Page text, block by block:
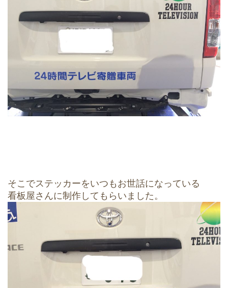
そこでステッカーをいつもお世話になっている
看板屋さんに制作してもらいました。